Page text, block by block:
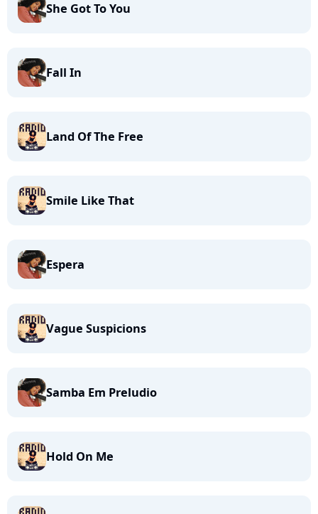
She Got To You
Fall In
Land Of The Free
Smile Like That
Espera
Vague Suspicions
Samba Em Preludio
Hold On Me